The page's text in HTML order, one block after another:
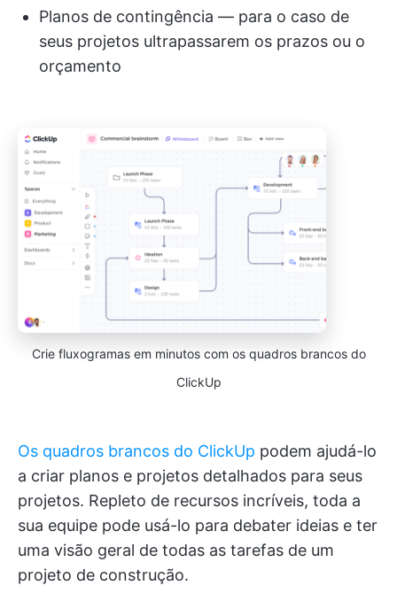
Planos de contingência — para o caso de
seus projetos ultrapassarem os prazos ou o
orçamento
Crie fluxogramas em minutos com os quadros brancos do
ClickUp
Os quadros brancos do ClickUp podem ajudá-lo
a criar planos e projetos detalhados para seus
projetos. Repleto de recursos incríveis, toda a
sua equipe pode usá-lo para debater ideias e ter
uma visão geral de todas as tarefas de um
projeto de construção.